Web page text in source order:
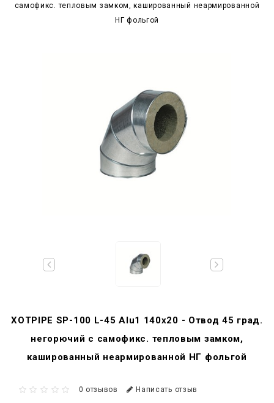
самофикс. тепловым замком, кашированный неармированной
НГ фольгой
XOTPIPE SP-100 L-45 Alu1 140x20 - Отвод 45 град.
негорючий c самофикс. тепловым замком,
кашированный неармированной НГ фольгой
0 отзывов Написать отзыв